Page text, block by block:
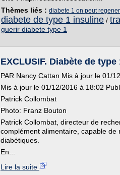
Thèmes liés : diabete 1 on peut
diabete de type 1 insuline /
guerir diabete type 1
EXCLUSIF. Diabète de
PAR Nancy Cattan Mis à jour le 01/
Mis à jour le 01/12/2016 à 18:02
Patrick Collombat
Photo: Franz Bouton
Patrick Collombat, directeur de
complément alimentaire, capable
diabétiques.
En...
Lire la suite